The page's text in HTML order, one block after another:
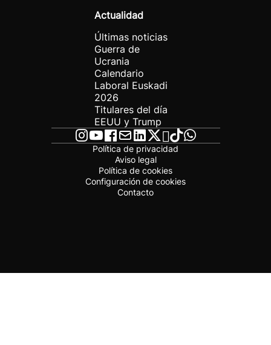
Actualidad
Últimas noticias
Guerra de
Ucrania
Calendario
Laboral Euskadi
2026
Titulares del día
EEUU y Trump
Política de privacidad
Aviso legal
Política de cookies
Configuración de cookies
Contacto